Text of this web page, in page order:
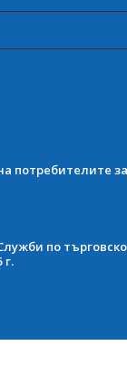
потребителите
по
г.